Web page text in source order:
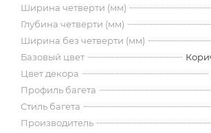
Ширина четверти (мм)
Глубина четверти (мм)
Ширина без четверти (мм)
Базовый цвет
Цвет декора
Профиль багета
Стиль багета
Производитель